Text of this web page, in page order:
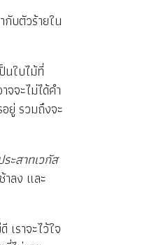
กับตัวร้ายใน
นใบไม้ที่
จจะไม่ได้คำ
ยู่ รวมถึงจะ
ระสาทเวกัส
ลง และ
เราจะไว้ใจ